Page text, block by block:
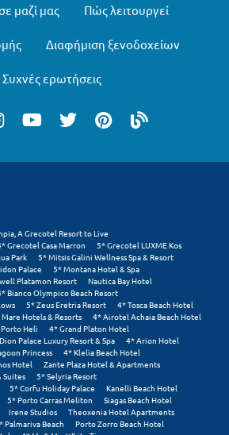
μαζί μας Πώς λειτουργεί
Διαφήμιση ξενοδοχείων
Συχνές ερωτήσεις
A Grecotel Resort to Live
Grecotel Casa Marron
5* Grecotel LUXME Kos
Park
5* Mitsis Galini Wellness Spa & Resort
Palace
5* Montana Hotel & Spa
Platamon Resort
Nautica Bay Hotel
Bianco Olympico Beach Resort
5* Zeus Eretria Resort
4* Tosca Beach Hotel
Hotels & Resorts
4* Airotel Achaia Beach Hotel
Porto Heli
4* Grand Platon Hotel
Palace Luxury Resort & Spa
4* Arion Hotel
Princess
4* Klelia Beach Hotel
Hotel
Zante Plaza Hotel & Apartments
Suites
5* Selyria Resort
5* Corfu Holiday Palace
Kanelli Beach Hotel
5* Porto Carras Meliton
Siagas Beach Hotel
Irene Studios
Theoxenia Hotel Apartments
Palmariva Beach
Porto Zorro Beach Hotel